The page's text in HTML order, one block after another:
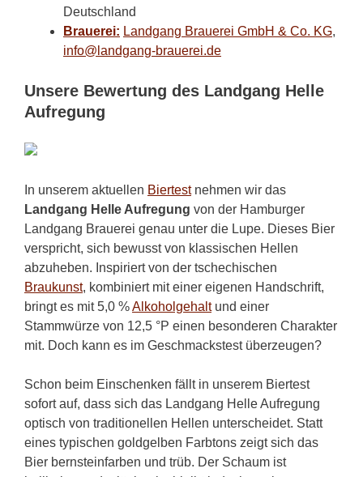
Deutschland
Brauerei: Landgang Brauerei GmbH & Co. KG,
info@landgang-brauerei.de
Unsere Bewertung des Landgang Helle
Aufregung
In unserem aktuellen Biertestnehmen wir das
Landgang Helle Aufregung von der Hamburger
Landgang Brauerei genau unter die Lupe. Dieses Bier
verspricht, sich bewusst von klassischen Hellen
abzuheben. Inspiriert von der tschechischen
Braukunst, kombiniert mit einer eigenen Handschrift,
bringt es mit 5,0 %Alkoholgehaltund einer
Stammwürze von 12,5 °P einen besonderen Charakter
mit. Doch kann es im Geschmackstest überzeugen?
Schon beim Einschenken fällt in unserem Biertest
sofort auf, dass sich das Landgang Helle Aufregung
optisch von traditionellen Hellen unterscheidet. Statt
eines typischen goldgelben Farbtons zeigt sich das
Bier bernsteinfarben und trüb. Der Schaum ist